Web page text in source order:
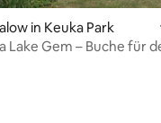
in Keuka Park
Lake Gem – Buche für